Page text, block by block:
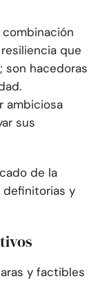
que
son hacedoras
ambiciosa
sus
de la
definitorias y
y factibles